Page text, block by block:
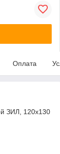
Оплата
ЗИЛ, 120х130